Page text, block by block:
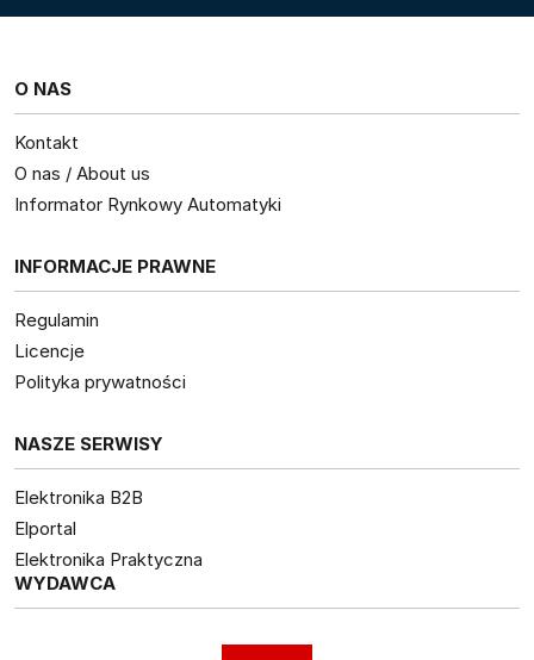
O NAS
Kontakt
O nas / About us
Informator Rynkowy Automatyki
INFORMACJE PRAWNE
Regulamin
Licencje
Polityka prywatności
NASZE SERWISY
Elektronika B2B
Elportal
Elektronika Praktyczna
WYDAWCA